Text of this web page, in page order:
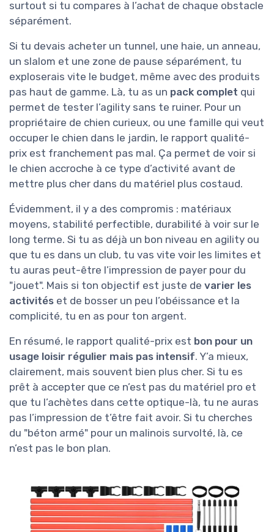
surtout si tu compares à l’achat de chaque obstacle
séparément.
Si tu devais acheter un tunnel, une haie, un anneau,
un slalom et une zone de pause séparément, tu
exploserais vite le budget, même avec des produits
pas haut de gamme. Là, tu as un pack complet qui
permet de tester l’agility sans te ruiner. Pour un
propriétaire de chien curieux, ou une famille qui veut
occuper le chien dans le jardin, le rapport qualité-
prix est franchement pas mal. Ça permet de voir si
le chien accroche à ce type d’activité avant de
mettre plus cher dans du matériel plus costaud.
Évidemment, il y a des compromis : matériaux
moyens, stabilité perfectible, durabilité à voir sur le
long terme. Si tu as déjà un bon niveau en agility ou
que tu es dans un club, tu vas vite voir les limites et
tu auras peut-être l’impression de payer pour du
"jouet". Mais si ton objectif est juste de varier les
activités et de bosser un peu l’obéissance et la
complicité, tu en as pour ton argent.
En résumé, le rapport qualité-prix est bon pour un
usage loisir régulier mais pas intensif. Y’a mieux,
clairement, mais souvent bien plus cher. Si tu es
prêt à accepter que ce n’est pas du matériel pro et
que tu l’achètes dans cette optique-là, tu ne auras
pas l’impression de t’être fait avoir. Si tu cherches
du "béton armé" pour un malinois survolté, là, ce
n’est pas le bon plan.